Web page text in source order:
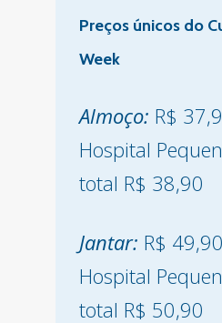
Preços únicos do
Week
Almoço: R$
Hospital
total R$ 38,90
Jantar: R$
Hospital
total R$ 50,90